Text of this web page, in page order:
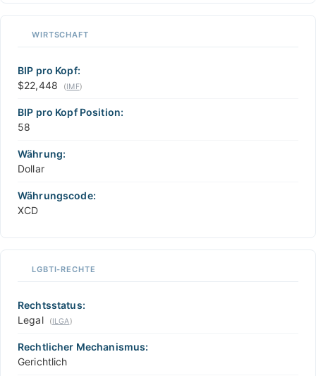
WIRTSCHAFT
BIP pro Kopf:
$22,448
(IMF)
BIP pro Kopf Position:
58
Währung:
Dollar
Währungscode:
XCD
LGBTI-RECHTE
Rechtsstatus:
Legal
(ILGA)
Rechtlicher Mechanismus:
Gerichtlich